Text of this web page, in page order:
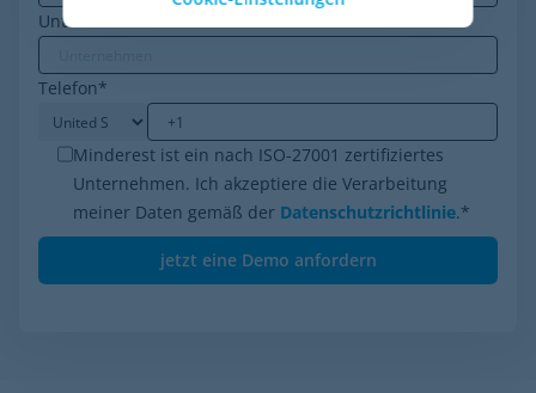
Unternehmen
Telefon*
Minderest ist ein nach ISO-27001 zertifiziertes
Unternehmen. Ich akzeptiere die Verarbeitung
meiner Daten gemäß der Datenschutzrichtlinie.*